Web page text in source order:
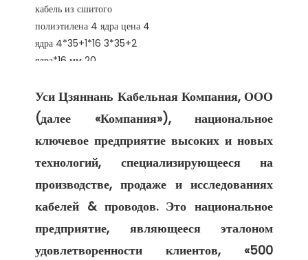
Уси Цзяннань Кабельная Компания, ООО
(далее «Компания»), национальное
ключевое предприятие высоких и новых
технологий, специализирующееся на
производстве, продаже и исследованиях
кабелей & проводов. Это национальное
предприятие, являющееся эталоном
удовлетворенности клиентов, «500